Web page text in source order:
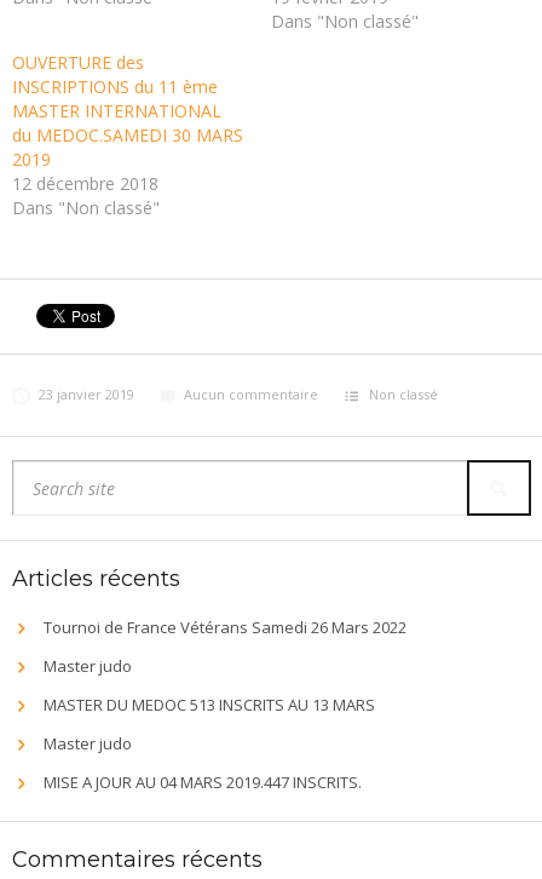
Dans "Non classé"
OUVERTURE des
INSCRIPTIONS du 11 ème
MASTER INTERNATIONAL
du MEDOC.SAMEDI 30 MARS
2019
12 décembre 2018
Dans "Non classé"
23 janvier 2019 Aucun commentaire Non classé
Articles récents
Tournoi de France Vétérans Samedi 26 Mars 2022
Master judo
MASTER DU MEDOC 513 INSCRITS AU 13 MARS
Master judo
MISE A JOUR AU 04 MARS 2019.447 INSCRITS.
Commentaires récents